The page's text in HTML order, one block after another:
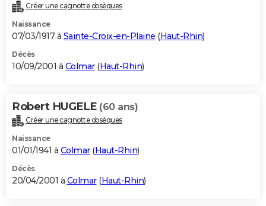
Créer une cagnotte obsèques
Naissance
07/03/1917 à Sainte-Croix-en-Plaine (Haut-Rhin)
Décès
10/09/2001 à Colmar(Haut-Rhin)
Robert HUGELE (60 ans)
Créer une cagnotte obsèques
Naissance
01/01/1941 à Colmar(Haut-Rhin)
Décès
20/04/2001 à Colmar(Haut-Rhin)